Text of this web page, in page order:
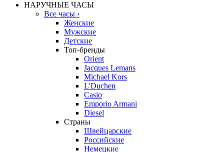
НАРУЧНЫЕ ЧАСЫ
Все часы ›
Женские
Мужские
Детские
Топ-бренды
Orient
Jacques Lemans
Michael Kors
L'Duchen
Casio
Emporio Armani
Diesel
Страны
Швейцарские
Российские
Немецкие